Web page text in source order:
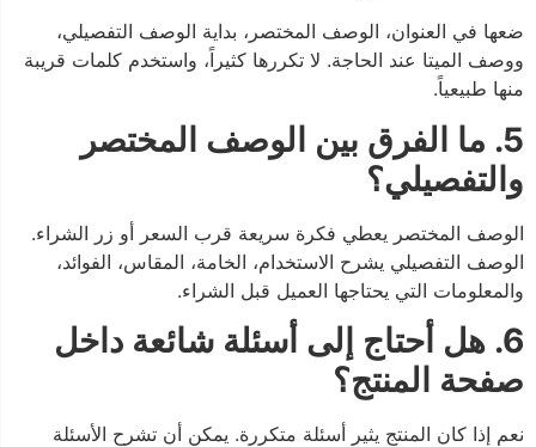
ضعها في العنوان، الوصف المختصر، بداية الوصف التفصيلي،
ووصف الميتا عند الحاجة. لا تكررها كثيراً، واستخدم كلمات قريبة
منها طبيعياً.
5. ما الفرق بين الوصف المختصر
والتفصيلي؟
الوصف المختصر يعطي فكرة سريعة قرب السعر أو زر الشراء.
الوصف التفصيلي يشرح الاستخدام، الخامة، المقاس، الفوائد،
والمعلومات التي يحتاجها العميل قبل الشراء.
6. هل أحتاج إلى أسئلة شائعة داخل
صفحة المنتج؟
نعم إذا كان المنتج يثير أسئلة متكررة. يمكن أن تشرح الأسئلة